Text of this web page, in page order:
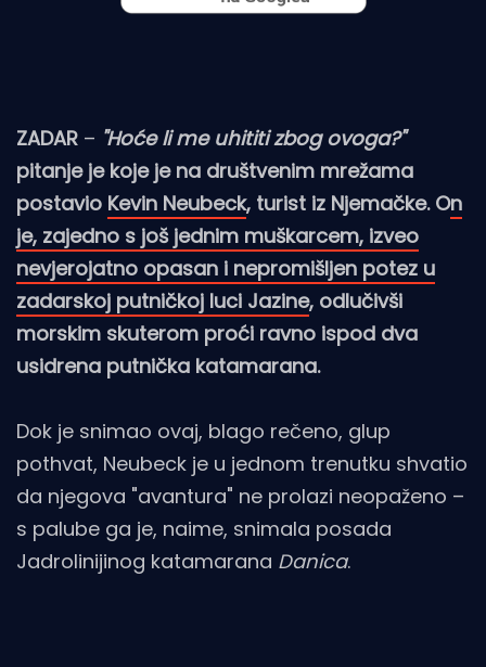
ZADAR – "Hoće li me uhititi zbog ovoga?"
pitanje je koje je na društvenim mrežama
postavio Kevin Neubeck, turist iz Njemačke. On
je, zajedno s još jednim muškarcem, izveo
nevjerojatno opasan i nepromišljen potez u
zadarskoj putničkoj luci Jazine, odlučivši
morskim skuterom proći ravno ispod dva
usidrena putnička katamarana.
Dok je snimao ovaj, blago rečeno, glup
pothvat, Neubeck je u jednom trenutku shvatio
da njegova "avantura" ne prolazi neopaženo –
s palube ga je, naime, snimala posada
Jadrolinijinog katamarana Danica.